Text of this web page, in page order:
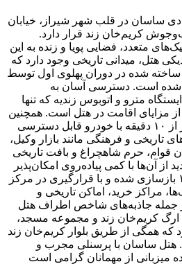
ساسان در قلب شهر شیراز، خیابان
کریم‌خان زند قرار دارد.
متعدد، فضایی پویا و زنده به این
هتل، میدانی تاریخی وجود دارد که
شده در دوران پهلوی اول توسط
شده است. دسترسی آسان به
مترو و اتوبوس زندیه که تنها
از مزایای اقامت در هتل است. همچنین
مجتمع تجاری زیتون در کمتر از ۱۰ دقیقه با خودرو قابل دسترسی
تاریخی و فرهنگی مانند بازار وکیل،
قوام، حرم شاهچراغ و بافت تاریخی
از آن‌ها با کمی پیاده‌روی امکان‌پذیر
است. این هتل در سال ۱۳۹۷ بازسازی شده و با قرارگیری در مرکز
مراکز خرید، اماکن تاریخی و
جمله جاذبه‌های شاخص اطراف هتل
ارگ کریم‌خان زند و مجموعه مسجد،
که همگی از طریق بلوار کریم‌خان زند
هتل ساسان با پرسنلی مجرب و
میزبانی از مهمانان گرامی است